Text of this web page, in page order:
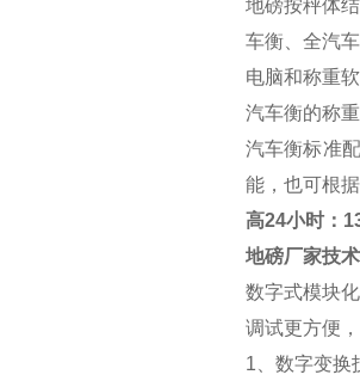
地磅按秤体
车衡、全汽
电脑和称重
汽车衡的称
汽车衡标准
能，也可根
高24小时：
地磅厂家技
数字式模块
调试更方便
1 、数字变